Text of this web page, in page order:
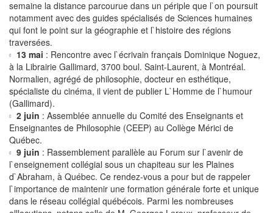
semaine la distance parcourue dans un périple que l`on poursuit
notamment avec des guides spécialisés de Sciences humaines
qui font le point sur la géographie et l`histoire des régions
traversées.
13 mai : Rencontre avec l`écrivain français Dominique Noguez,
à la Librairie Gallimard, 3700 boul. Saint-Laurent, à Montréal.
Normalien, agrégé de philosophie, docteur en esthétique,
spécialiste du cinéma, il vient de publier L`Homme de l`humour
(Gallimard).
2 juin : Assemblée annuelle du Comité des Enseignants et
Enseignantes de Philosophie (CEEP) au Collège Mérici de
Québec.
9 juin : Rassemblement parallèle au Forum sur l`avenir de
l`enseignement collégial sous un chapiteau sur les Plaines
d`Abraham, à Québec. Ce rendez-vous a pour but de rappeler
l`importance de maintenir une formation générale forte et unique
dans le réseau collégial québécois. Parmi les nombreuses